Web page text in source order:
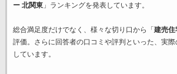
ー 北関東」ランキングを発表しています。
総合満足度だけでなく、様々な切り口から「 建売住
評価。さらに回答者の口コミや評判といった、実
しています。